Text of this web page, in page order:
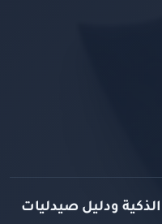
ودليل صيدليات